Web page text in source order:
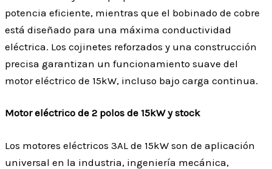
potencia eficiente, mientras que el bobinado de cobre
está diseñado para una máxima conductividad
eléctrica. Los cojinetes reforzados y una construcción
precisa garantizan un funcionamiento suave del
motor eléctrico de 15kW, incluso bajo carga continua.
Motor eléctrico de 2 polos de 15kW y stock
Los motores eléctricos 3AL de 15kW son de aplicación
universal en la industria, ingeniería mecánica,